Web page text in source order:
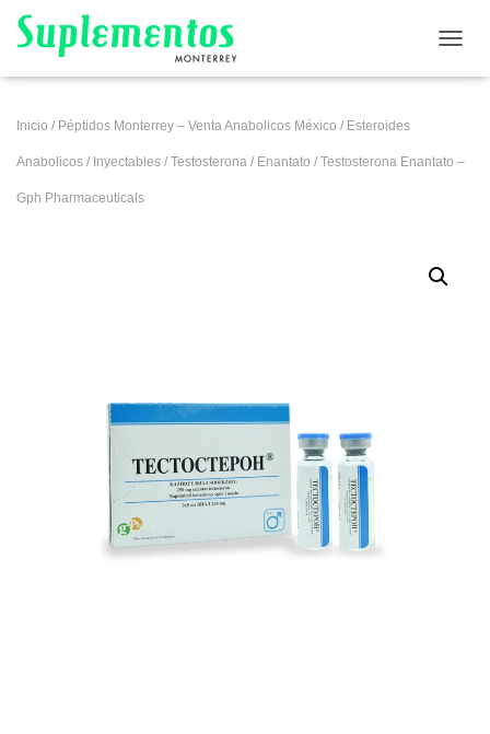
Inicio / Péptidos Monterrey – Venta Anabolicos México / Esteroides
Anabolicos / Inyectables / Testosterona / Enantato / Testosterona Enantato –
Gph Pharmaceuticals